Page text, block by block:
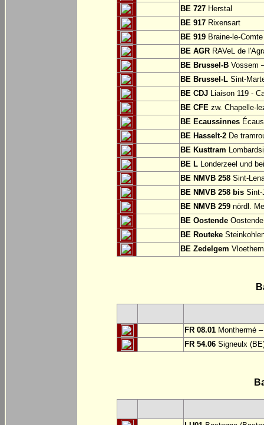
BE 727 Herstal
BE 917 Rixensart
BE 919 Braine-le-
BE AGR RAVeL de
BE Brussel-B Vossem
BE Brussel-L Sint-
BE CDJ Liaison 119 -
BE CFE zw. Chapelle-
BE Ecaussinnes
BE Hasselt-2 De
BE Kusttram
BE L Londerzeel und
BE NMVB 258 Sint-
BE NMVB 258 bis Sint-
BE NMVB 259 nördl.
BE Oostende
BE Routeke
BE Zedelgem
FR 08.01 Monthermé
FR 54.06 Signeulx